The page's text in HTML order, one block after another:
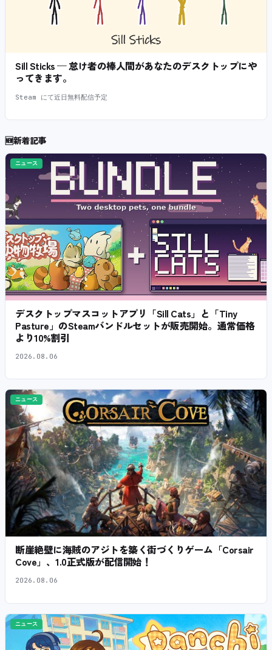
Sill Sticks — 怠け者の棒人間があなたのデスクトップにや
ってきます。
Steam にて近日無料配信予定
🆕新着記事
ニュース
デスクトップマスコットアプリ「Sill Cats」と「Tiny
Pasture」のSteamバンドルセットが販売開始。通常価格
より10%割引
2026.08.06
ニュース
断崖絶壁に海賊のアジトを築く街づくりゲーム「Corsair
Cove」、1.0正式版が配信開始！
2026.08.06
ニュース